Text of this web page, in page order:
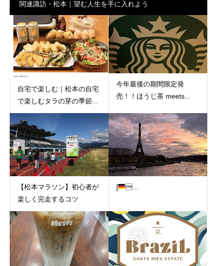
関連諏訪・松本｜望む人生を手に入れよう
自宅で楽しむ｜松本の自宅
で楽しむタラの芽の季節...
今年最後の期間限定発
売！！ほうじ茶 meets...
【松本マラソン】初心者が
楽しく完走するコツ
[ ...